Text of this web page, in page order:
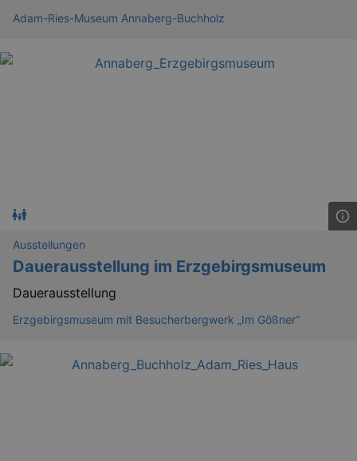
Adam-Ries-Museum Annaberg-Buchholz
Ausstellungen
Dauerausstellung im Erzgebirgsmuseum
Dauerausstellung
Erzgebirgsmuseum mit Besucherbergwerk „Im Gößner“